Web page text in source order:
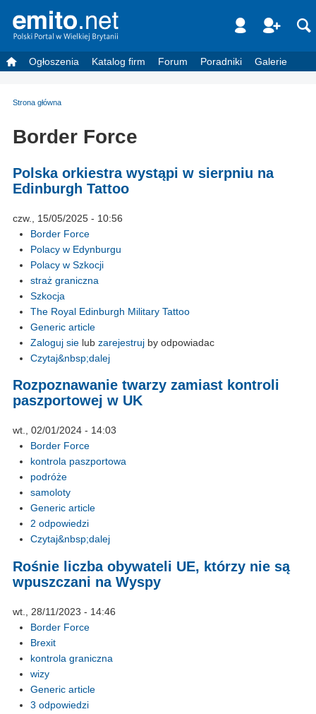
Ogłoszenia Katalog firm Forum Poradniki Galerie
Strona główna
Border Force
Polska orkiestra wystąpi w sierpniu na
Edinburgh Tattoo
czw., 15/05/2025 - 10:56
Border Force
Polacy w Edynburgu
Polacy w Szkocji
straż graniczna
Szkocja
The Royal Edinburgh Military Tattoo
Generic article
Zaloguj sie lub zarejestruj by odpowiadac
Czytaj&nbsp;dalej
Rozpoznawanie twarzy zamiast kontroli
paszportowej w UK
wt., 02/01/2024 - 14:03
Border Force
kontrola paszportowa
podróże
samoloty
Generic article
2 odpowiedzi
Czytaj&nbsp;dalej
Rośnie liczba obywateli UE, którzy nie są
wpuszczani na Wyspy
wt., 28/11/2023 - 14:46
Border Force
Brexit
kontrola graniczna
wizy
Generic article
3 odpowiedzi